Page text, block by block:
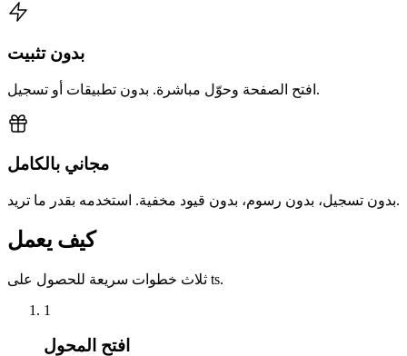
بدون تثبيت
افتح الصفحة وحوّل مباشرة. بدون تطبيقات أو تسجيل.
مجاني بالكامل
بدون تسجيل، بدون رسوم، بدون قيود مخفية. استخدمه بقدر ما تريد.
كيف يعمل
ثلاث خطوات سريعة للحصول على ts.
1
افتح المحول